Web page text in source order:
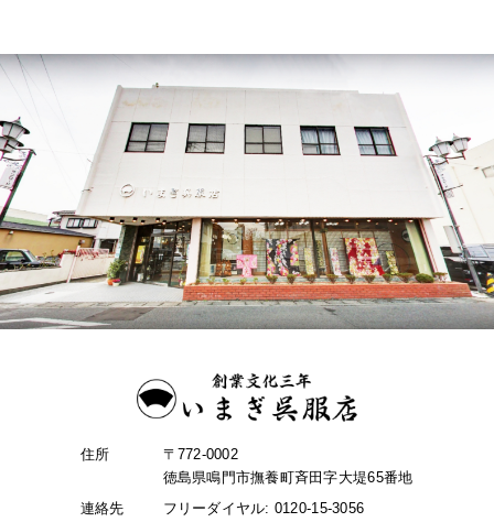
住所
〒772-0002
徳島県鳴門市撫養町斉田字大堤65番地
連絡先
フリーダイヤル: 0120-15-3056